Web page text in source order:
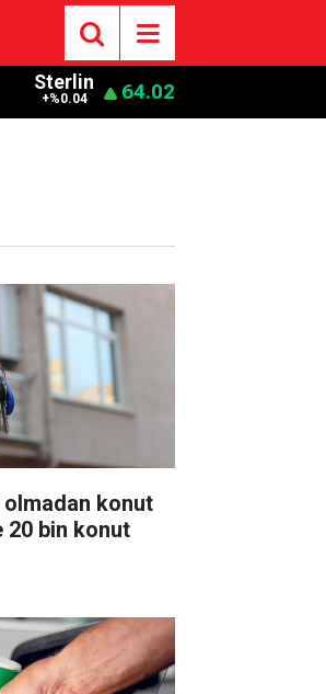
Sterlin
+%0.04 64.02
olmadan konut
20 bin konut